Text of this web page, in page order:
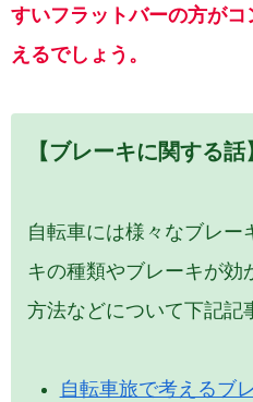
すいフラットバーの方が
えるでしょう。
【ブレーキに関する話
自転車には様々なブレー
キの種類やブレーキが効
方法などについて下記記
自転車旅で考えるブ